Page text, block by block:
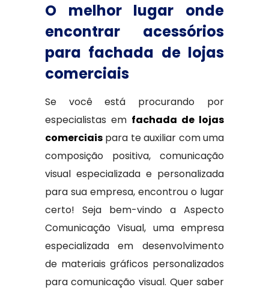
O melhor lugar onde
encontrar acessórios
para fachada de lojas
comerciais
Se você está procurando por
especialistas em fachada de lojas
comerciaispara te auxiliar com uma
composição positiva, comunicação
visual especializada e personalizada
para sua empresa, encontrou o lugar
certo! Seja bem-vindo a Aspecto
Comunicação Visual, uma empresa
especializada em desenvolvimento
de materiais gráficos personalizados
para comunicação visual. Quer saber